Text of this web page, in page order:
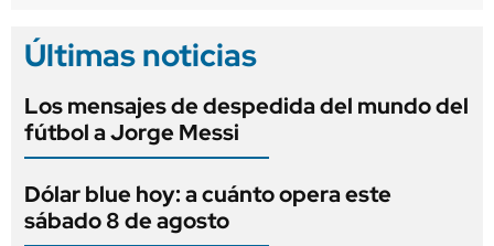
Últimas noticias
Los mensajes de despedida del mundo del
fútbol a Jorge Messi
Dólar blue hoy: a cuánto opera este
sábado 8 de agosto